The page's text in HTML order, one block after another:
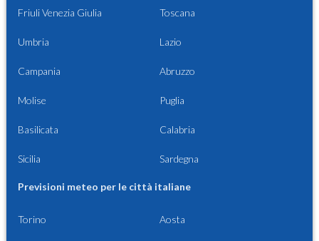
Friuli Venezia Giulia Toscana
Umbria Lazio
Campania Abruzzo
Molise Puglia
Basilicata Calabria
Sicilia Sardegna
Previsioni meteo per le città italiane
Torino Aosta